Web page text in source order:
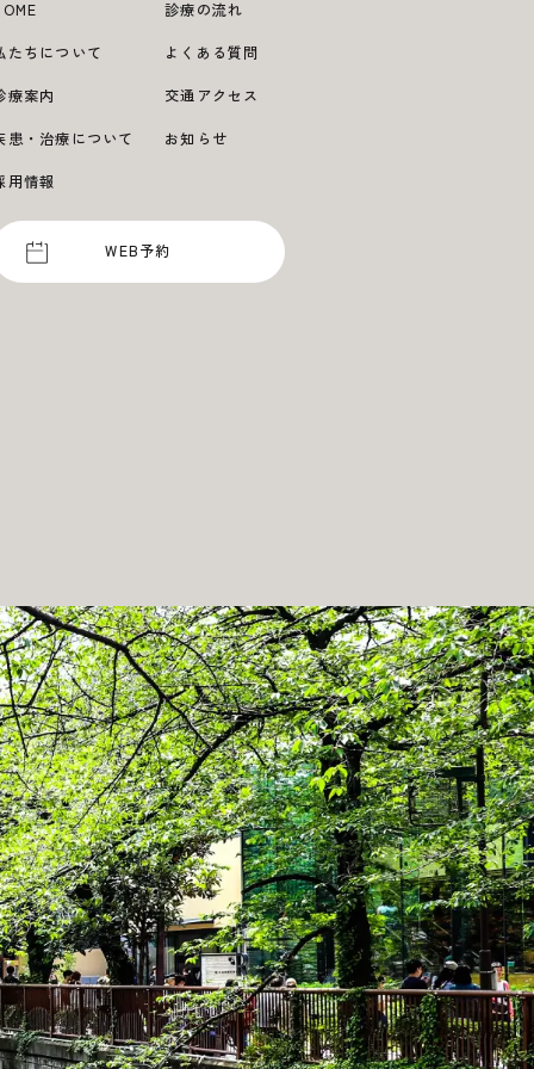
たちについて
療案内
患・治療について
用情報
診療の流れ
よくある質問
交通アクセス
お知らせ
WEB予約